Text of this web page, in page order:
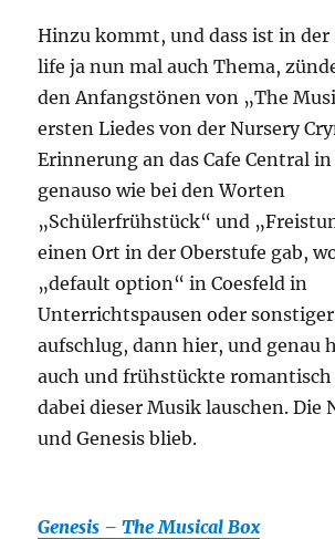
Hinzu kommt, und dass ist in
life ja nun mal auch Thema,
den Anfangstönen von „The
ersten Liedes von der Nursery
Erinnerung an das Cafe Central in
genauso wie bei den Worten
„Schülerfrühstück“ und
einen Ort in der Oberstufe gab,
„default option“ in Coesfeld in
Unterrichtspausen oder
aufschlug, dann hier, und genau
auch und frühstückte
dabei dieser Musik lauschen. Die
und Genesis blieb.
Genesis – The Musical Box